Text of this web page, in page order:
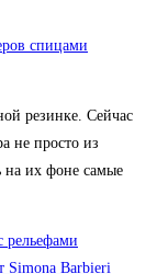
спицами
резинке. Сейчас
не просто из
на их фоне самые
рельефами